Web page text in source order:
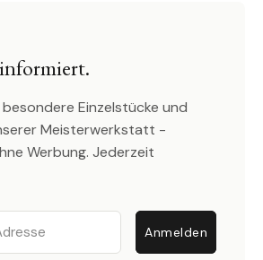
besondere Einzelstücke und
Meisterwerkstatt -
Werbung. Jederzeit
Anmelden